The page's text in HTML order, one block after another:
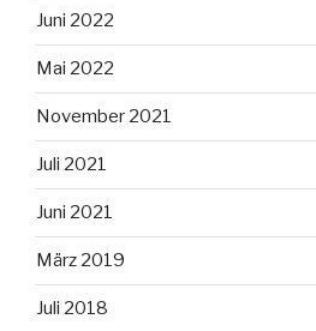
Juni 2022
Mai 2022
November 2021
Juli 2021
Juni 2021
März 2019
Juli 2018